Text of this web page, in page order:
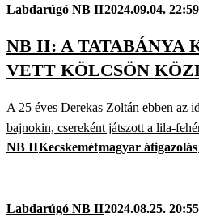
Labdarúgó NB II2024.09.04. 22:59
NB II: A TATABÁNYA
VETT KÖLCSÖN
A 25 éves Derekas Zoltán ebben az
bajnokin, csereként játszott a lila-
NB IIKecskemétmagyar átigazolás
Labdarúgó NB II2024.08.25. 20:55